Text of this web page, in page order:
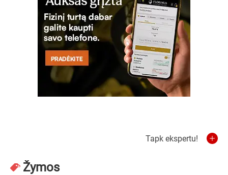
Tapk ekspertu!
Žymos